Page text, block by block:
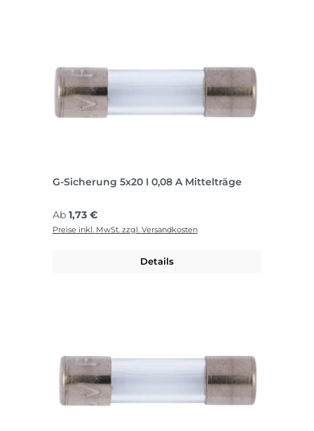
G-Sicherung 5x20 I 0,08 A Mittelträge
Regulärer Preis:
Ab 1,73 €
Preise inkl. MwSt. zzgl. Versandkosten
Details